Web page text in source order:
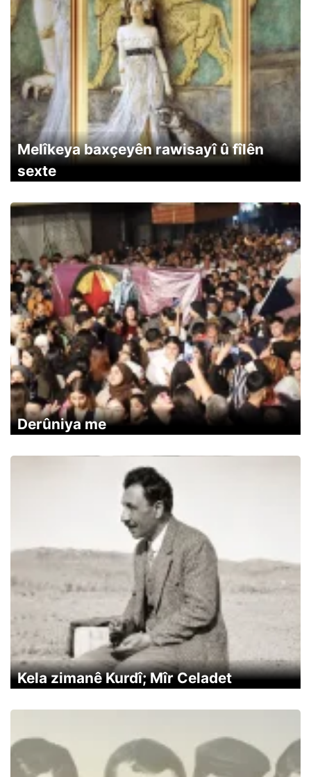
Melîkeya baxçeyên rawisayî û fîlên
sexte
Derûniya me
Kela zimanê Kurdî; Mîr Celadet